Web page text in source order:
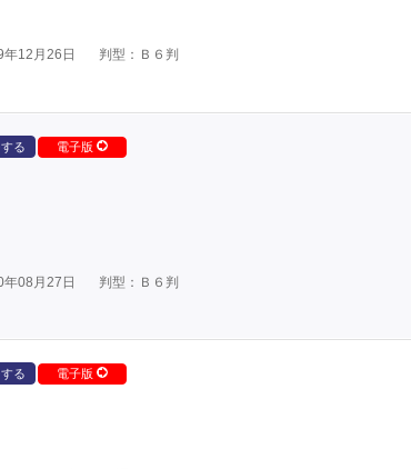
12月26日 判型：Ｂ６判
る 電子版
08月27日 判型：Ｂ６判
る 電子版